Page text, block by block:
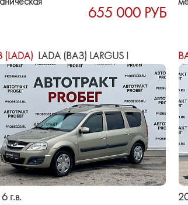
655 000 РУБ
(LADA) LADA (ВАЗ) LARGUS I
г.в.